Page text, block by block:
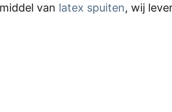
van latex spuiten, wij